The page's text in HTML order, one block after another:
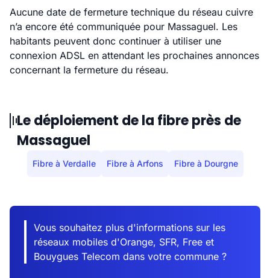
Aucune date de fermeture technique du réseau cuivre
n’a encore été communiquée pour Massaguel. Les
habitants peuvent donc continuer à utiliser une
connexion ADSL en attendant les prochaines annonces
concernant la fermeture du réseau.
Le déploiement de la fibre près de
Massaguel
Fibre à Verdalle Fibre à Arfons Fibre à Dourgne
Vous souhaitez plus d'informations sur les
réseaux mobiles d'Orange, SFR, Free et
Bouygues Telecom dans votre commune ?